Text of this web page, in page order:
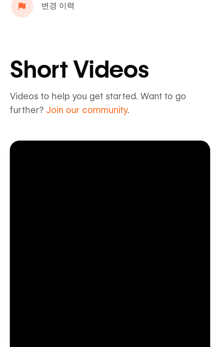
변경 이력
Short Videos
Videos to help you get started. Want to go
further? Join our community.